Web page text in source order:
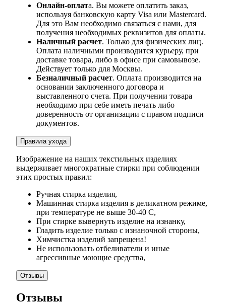
Онлайн-оплата. Вы можете оплатить заказ,
используя банковскую карту Visa или Mastercard.
Для это Вам необходимо связаться с нами, для
получения необходимых реквизитов для оплаты.
Наличный расчет. Только для физических лиц.
Оплата наличными производится курьеру, при
доставке товара, либо в офисе при самовывозе.
Действует только для Москвы.
Безналичный расчет. Оплата производится на
основании заключенного договора и
выставленного счета. При получении товара
необходимо при себе иметь печать либо
доверенность от организации с правом подписи
документов.
Правила ухода
Изображение на наших текстильных изделиях
выдерживает многократные стирки при соблюдении
этих простых правил:
Ручная стирка изделия,
Машинная стирка изделия в деликатном режиме,
при температуре не выше 30-40 С,
При стирке вывернуть изделие на изнанку,
Гладить изделие только с изнаночной стороны,
Химчистка изделий запрещена!
Не использовать отбеливатели и иные
агрессивные моющие средства,
Отзывы
Отзывы